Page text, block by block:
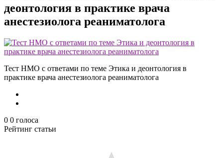
деонтология в практике врача
анестезиолога реаниматолога
Тест НМО с ответами по теме Этика и деонтология в
практике врача анестезиолога реаниматолога
0 0 голоса
Рейтинг статьи